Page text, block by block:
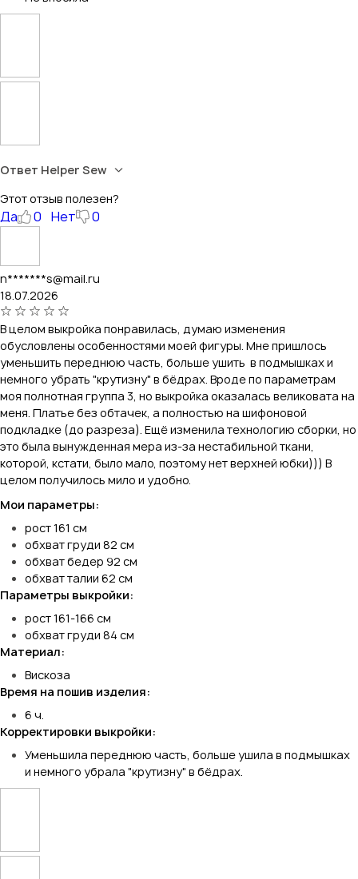
Ответ Helper Sew
Этот отзыв полезен?
Да 0 Нет 0
n*******s@mail.ru
18.07.2026
В целом выкройка понравилась, думаю изменения
обусловлены особенностями моей фигуры. Мне пришлось
уменьшить переднюю часть, больше ушить в подмышках и
немного убрать "крутизну" в бёдрах. Вроде по параметрам
моя полнотная группа 3, но выкройка оказалась великовата на
меня. Платье без обтачек, а полностью на шифоновой
подкладке (до разреза). Ещё изменила технологию сборки, но
это была вынужденная мера из-за нестабильной ткани,
которой, кстати, было мало, поэтому нет верхней юбки))) В
целом получилось мило и удобно.
Мои параметры:
рост 161 см
обхват груди 82 см
обхват бедер 92 см
обхват талии 62 см
Параметры выкройки:
рост 161-166 см
обхват груди 84 см
Материал:
Вискоза
Время на пошив изделия:
6 ч.
Корректировки выкройки:
Уменьшила переднюю часть, больше ушила в подмышках
и немного убрала "крутизну" в бёдрах.